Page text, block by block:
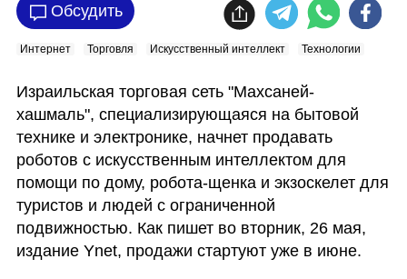
Обсудить
Интернет Торговля Искусственный интеллект Технологии
Израильская торговая сеть "Махсаней-
хашмаль", специализирующаяся на бытовой
технике и электронике, начнет продавать
роботов с искусственным интеллектом для
помощи по дому, робота-щенка и экзоскелет для
туристов и людей с ограниченной
подвижностью. Как пишет во вторник, 26 мая,
издание Ynet, продажи стартуют уже в июне.